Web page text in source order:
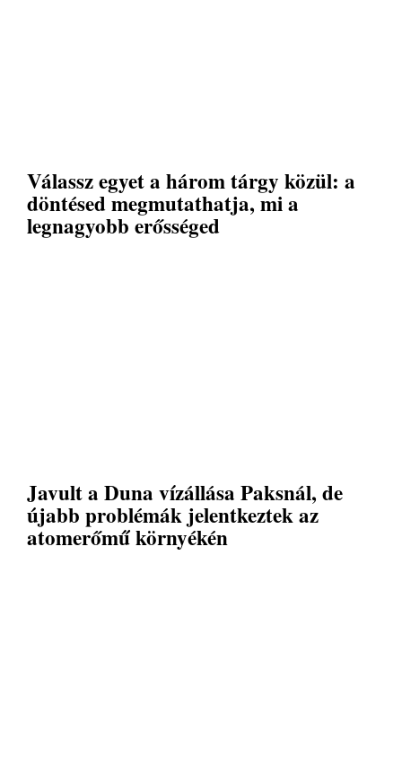
Válassz egyet a három tárgy közül: a
döntésed megmutathatja, mi a
legnagyobb erősséged
Javult a Duna vízállása Paksnál, de
újabb problémák jelentkeztek az
atomerőmű környékén